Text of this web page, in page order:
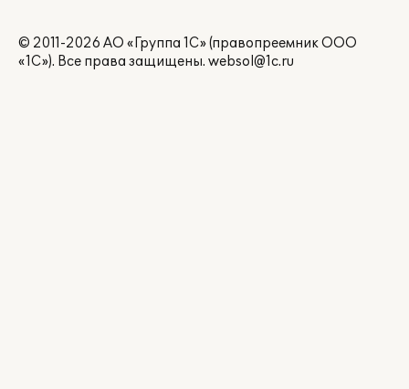
© 2011-2026 АО «Группа 1С» (правопреемник ООО
«1С»). Все права защищены. websol@1c.ru